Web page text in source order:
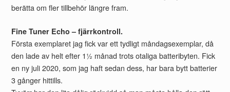
berätta om fler tillbehör längre fram.
Fine Tuner Echo – fjärrkontroll.
Första exemplaret jag fick var ett tydligt måndagsexemplar, då
den lade av helt efter 1½ månad trots otaliga batteribyten. Fick
en ny juli 2020, som jag haft sedan dess, har bara bytt batterier
3 gånger hittills.